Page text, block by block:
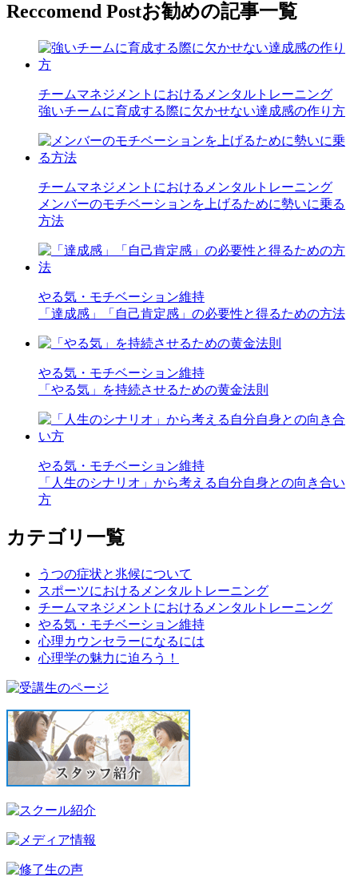
Reccomend Postお勧めの記事一覧
チームマネジメントにおけるメンタルトレーニング
強いチームに育成する際に欠かせない達成感の作り方
チームマネジメントにおけるメンタルトレーニング
メンバーのモチベーションを上げるために勢いに乗る
方法
やる気・モチベーション維持
「達成感」「自己肯定感」の必要性と得るための方法
やる気・モチベーション維持
「やる気」を持続させるための黄金法則
やる気・モチベーション維持
「人生のシナリオ」から考える自分自身との向き合い
方
カテゴリ一覧
うつの症状と兆候について
スポーツにおけるメンタルトレーニング
チームマネジメントにおけるメンタルトレーニング
やる気・モチベーション維持
心理カウンセラーになるには
心理学の魅力に迫ろう！